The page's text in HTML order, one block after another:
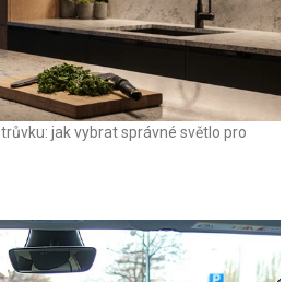
jak vybrat správné světlo pro